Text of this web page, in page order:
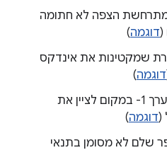
הצפה לא חתומה
(דוגמה)
שמקטינות את אינדקס
דוגמה)
הקצאת סוג לא חתום לערך ‎-1 במקום לציין את
(דוגמה)
שלם לא מסומן בתנאי